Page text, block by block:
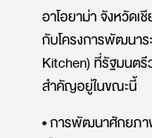
อาโอยาม่า จังหวัดเ
กับโครงการพัฒนาร
Kitchen) ที่รัฐมนตรี
สำคัญอยู่ในขณะนี้
• การพัฒนาศักยภา